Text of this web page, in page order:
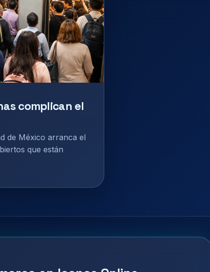
complican el
de México arranca el
que están